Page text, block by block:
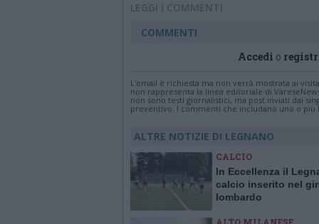
LEGGI I COMMENTI
COMMENTI
Accedi o
L'email è richiesta ma non verrà mostrata ai
non rappresenta la linea editoriale di
non sono testi giornalistici, ma post inviati dai
preventivo. I commenti che includano uno o
ALTRE NOTIZIE DI LEGNANO
CALCIO
In Eccellenza il
calcio inserito nel
lombardo